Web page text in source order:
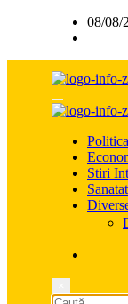
08/08/
Politica
Stiri